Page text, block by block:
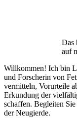
Das
auf
Willkommen! Ich bin
und Forscherin von
vermitteln, Vorurteile
Erkundung der
schaffen. Begleiten
der Neugierde.